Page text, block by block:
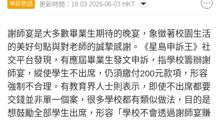
申訴熱話 更新時間：18:03 2026-06-03 HKT
謝師宴是大多數畢業生期待的晚宴，象徵著校園生活
的美好句點與對老師的誠摯感謝。《星島申訴王》社
交平台發現，有應屆畢業生發文申訴，指學校籌辦謝
師宴，縱使學生不出席，仍須繳付200元款項，形容
強制不合理。有教育界人士則表示，即使不出席都要
交錢並非單一個案，很多學校都有類似做法，目的是
想鼓勵全部學生出席，形容「學校不會透過謝師宴賺